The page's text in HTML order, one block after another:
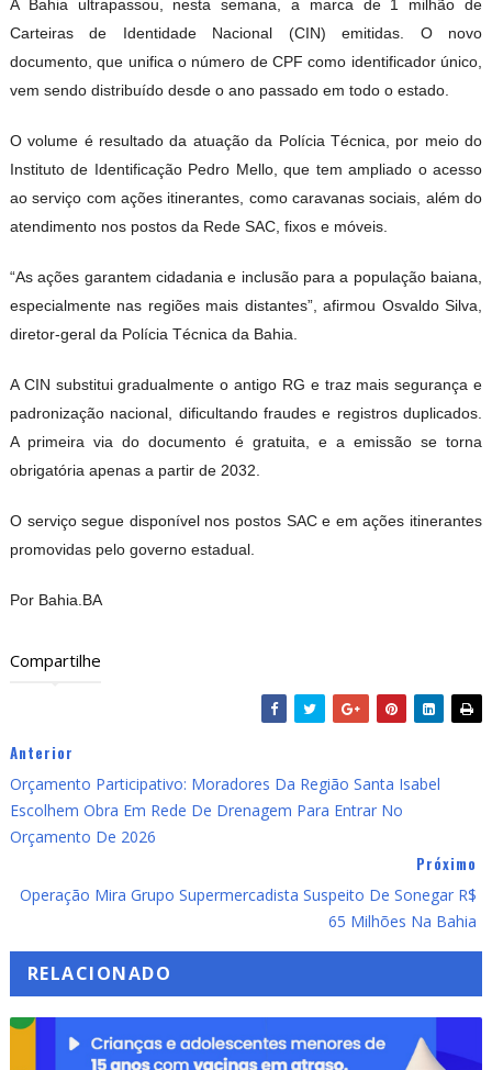
A Bahia ultrapassou, nesta semana, a marca de 1 milhão de
Carteiras de Identidade Nacional (CIN) emitidas. O novo
documento, que unifica o número de CPF como identificador único,
vem sendo distribuído desde o ano passado em todo o estado.
O volume é resultado da atuação da Polícia Técnica, por meio do
Instituto de Identificação Pedro Mello, que tem ampliado o acesso
ao serviço com ações itinerantes, como caravanas sociais, além do
atendimento nos postos da Rede SAC, fixos e móveis.
“As ações garantem cidadania e inclusão para a população baiana,
especialmente nas regiões mais distantes”, afirmou Osvaldo Silva,
diretor-geral da Polícia Técnica da Bahia.
A CIN substitui gradualmente o antigo RG e traz mais segurança e
padronização nacional, dificultando fraudes e registros duplicados.
A primeira via do documento é gratuita, e a emissão se torna
obrigatória apenas a partir de 2032.
O serviço segue disponível nos postos SAC e em ações itinerantes
promovidas pelo governo estadual.
Por Bahia.BA
Compartilhe
Anterior
Orçamento Participativo: Moradores Da Região Santa Isabel
Escolhem Obra Em Rede De Drenagem Para Entrar No
Orçamento De 2026
Próximo
Operação Mira Grupo Supermercadista Suspeito De Sonegar R$
65 Milhões Na Bahia
RELACIONADO